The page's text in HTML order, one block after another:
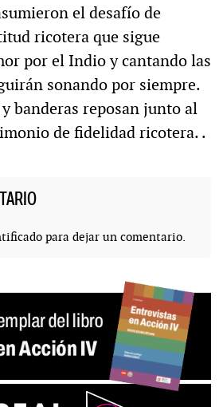
el desafío de
ricotera que sigue
por el Indio y cantando las
sonando por siempre.
banderas reposan junto al
de fidelidad ricotera. .
para dejar un comentario.